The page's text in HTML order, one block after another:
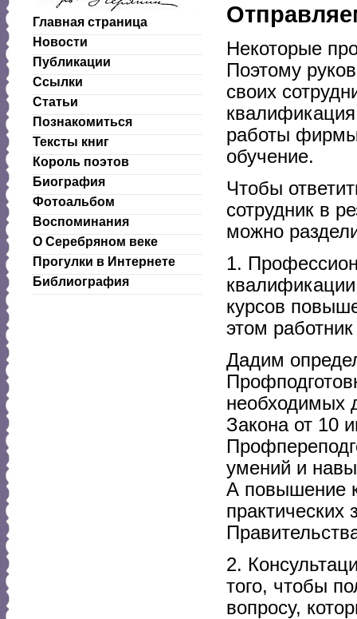
Главная страница
Новости
Публикации
Ссылки
Статьи
Познакомиться
Тексты книг
Король поэтов
Биография
Фотоальбом
Воспоминания
О Серебряном веке
Прогулки в Интернете
Библиография
Некоторые
Поэтому
своих
квалификация
работы
обучение.
Чтобы
сотрудник в
можно
1.
курсов
этом
Дадим
необходимых
Закона от 10
умений и
А повышение
практических
2.
того, чтобы
вопросу,